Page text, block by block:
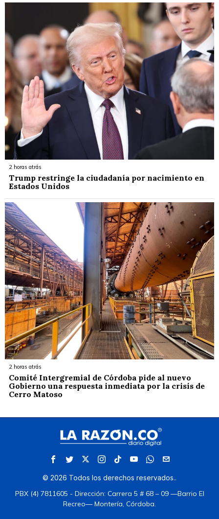
2 horas atrás
Trump restringe la ciudadanía por nacimiento en
Estados Unidos
2 horas atrás
Comité Intergremial de Córdoba pide al nuevo
Gobierno una respuesta inmediata por la crisis de
Cerro Matoso
© 2026 Todos los derechos reservados..
PBX (4) 7811605 - Dirección: Carrera 5 # 68 – 09 —Barrio El
Recreo— Montería, Córdoba.